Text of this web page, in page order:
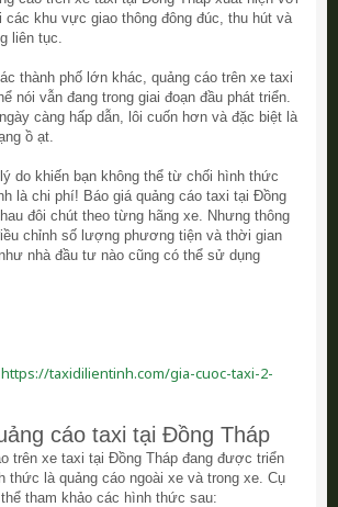
các khu vực giao thông đông đúc, thu hút và
liên tục.
thành phố lớn khác, quảng cáo trên xe taxi
nói vẫn đang trong giai đoạn đầu phát triển.
càng hấp dẫn, lôi cuốn hơn và đặc biệt là
ồ ạt.
do khiến bạn không thể từ chối hình thức
là chi phí! Báo giá quảng cáo taxi tại Đồng
đôi chút theo từng hãng xe. Nhưng thông
chỉnh số lượng phương tiện và thời gian
nhà đầu tư nào cũng có thể sử dụng
https://taxidilientinh.com/gia-cuoc-taxi-2-
cáo taxi tại Đồng Tháp
trên xe taxi tại Đồng Tháp đang được triển
thức là quảng cáo ngoài xe và trong xe. Cụ
tham khảo các hình thức sau: